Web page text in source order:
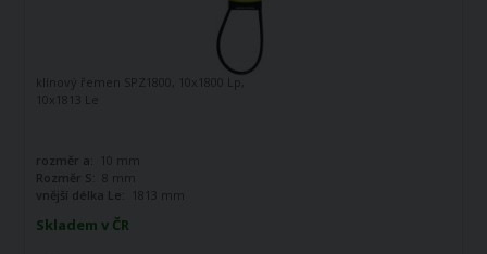
Skladem v ČR
klínový řemen SPZ1800, 10x1800 Lp,
10x1813 Le
rozměr a:
10 mm
Rozměr S:
8 mm
vnější délka Le:
1813 mm